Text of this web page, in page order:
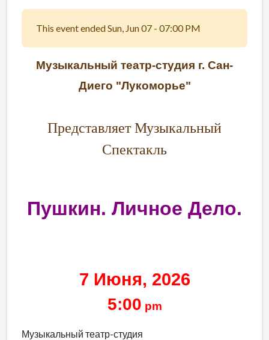
This event ended Sun, Jun 07 - 07:00 PM
Музыкальный театр-студия г. Сан-
Диего "Лукоморье"
Представляет Музыкальный
Спектакль
Пушкин. Личное Дело.
7 Июня, 2026
5:00 pm
Музыкальный театр-студия